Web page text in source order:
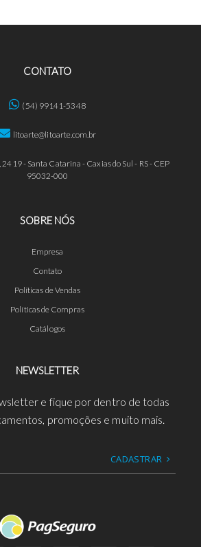
CONTATO
(54) 99141-5348
litoarte@litoarte.com.br
- Santa Catarina - Caxias do Sul - RS - CEP
95032-000
SOBRE NÓS
Empresa
Contato
Políticas de Vendas
Políticas de Compras
Catálogos
NEWSLETTER
e fique por dentro de todas
promoções e muito mais.
CADASTRAR